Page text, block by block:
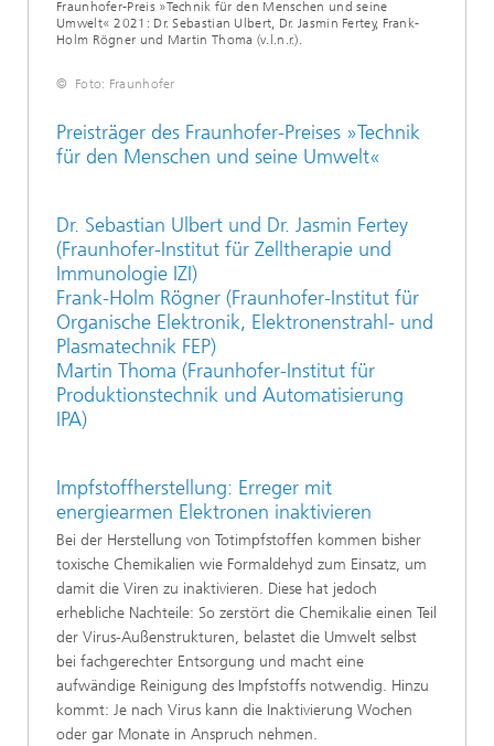
Fraunhofer-Preis »Technik für den Menschen und seine
Umwelt« 2021: Dr. Sebastian Ulbert, Dr. Jasmin Fertey, Frank-
Holm Rögner und Martin Thoma (v.l.n.r.).
© Foto: Fraunhofer
Preisträger des Fraunhofer-Preises »Technik
für den Menschen und seine Umwelt«
Dr. Sebastian Ulbert und Dr. Jasmin Fertey
(Fraunhofer-Institut für Zelltherapie und
Immunologie IZI)
Frank-Holm Rögner (Fraunhofer-Institut für
Organische Elektronik, Elektronenstrahl- und
Plasmatechnik FEP)
Martin Thoma (Fraunhofer-Institut für
Produktionstechnik und Automatisierung
IPA)
Impfstoffherstellung: Erreger mit
energiearmen Elektronen inaktivieren
Bei der Herstellung von Totimpfstoffen kommen bisher
toxische Chemikalien wie Formaldehyd zum Einsatz, um
damit die Viren zu inaktivieren. Diese hat jedoch
erhebliche Nachteile: So zerstört die Chemikalie einen Teil
der Virus-Außenstrukturen, belastet die Umwelt selbst
bei fachgerechter Entsorgung und macht eine
aufwändige Reinigung des Impfstoffs notwendig. Hinzu
kommt: Je nach Virus kann die Inaktivierung Wochen
oder gar Monate in Anspruch nehmen.